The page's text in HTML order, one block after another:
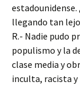
estadounidense.
llegando tan
R.- Nadie pudo
populismo y la
clase media y
inculta, racista y